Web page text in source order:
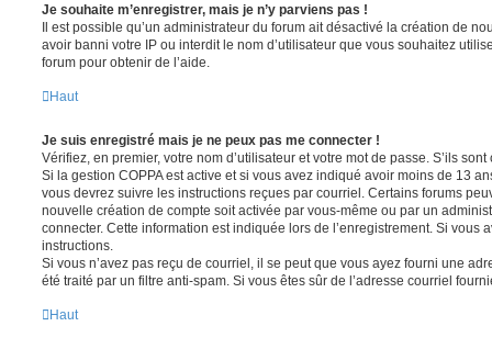
Je souhaite m’enregistrer, mais je n’y parviens pas !
Il est possible qu’un administrateur du forum ait désactivé la création de
avoir banni votre IP ou interdit le nom d’utilisateur que vous souhaitez
forum pour obtenir de l’aide.
Haut
Je suis enregistré mais je ne peux pas me connecter !
Vérifiez, en premier, votre nom d’utilisateur et votre mot de passe. S’ils
Si la gestion COPPA est active et si vous avez indiqué avoir moins de 13
vous devrez suivre les instructions reçues par courriel. Certains forums
nouvelle création de compte soit activée par vous-même ou par un
connecter. Cette information est indiquée lors de l’enregistrement. Si vous
instructions.
Si vous n’avez pas reçu de courriel, il se peut que vous ayez fourni une
été traité par un filtre anti-spam. Si vous êtes sûr de l’adresse courriel
Haut